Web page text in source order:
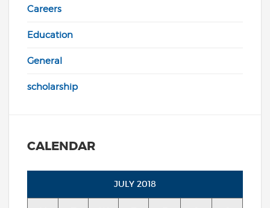
Careers
Education
General
scholarship
CALENDAR
JULY 2018